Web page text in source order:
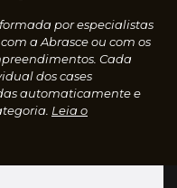
por especialistas
a Abrasce ou com os
Cada
dos cases
automaticamente e
Leia o